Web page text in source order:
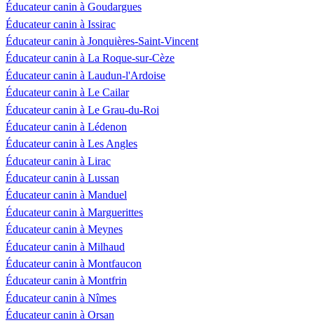
Éducateur canin à Goudargues
Éducateur canin à Issirac
Éducateur canin à Jonquières-Saint-Vincent
Éducateur canin à La Roque-sur-Cèze
Éducateur canin à Laudun-l'Ardoise
Éducateur canin à Le Cailar
Éducateur canin à Le Grau-du-Roi
Éducateur canin à Lédenon
Éducateur canin à Les Angles
Éducateur canin à Lirac
Éducateur canin à Lussan
Éducateur canin à Manduel
Éducateur canin à Marguerittes
Éducateur canin à Meynes
Éducateur canin à Milhaud
Éducateur canin à Montfaucon
Éducateur canin à Montfrin
Éducateur canin à Nîmes
Éducateur canin à Orsan